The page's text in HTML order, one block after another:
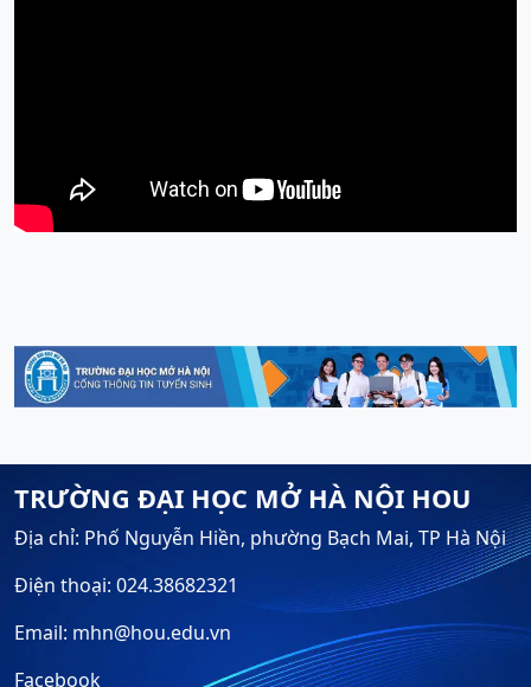
TRƯỜNG ĐẠI HỌC MỞ HÀ NỘI HOU
Địa chỉ: Phố Nguyễn Hiền, phường Bạch Mai, TP Hà Nội
Điện thoại: 024.38682321
Email: mhn@hou.edu.vn
Facebook